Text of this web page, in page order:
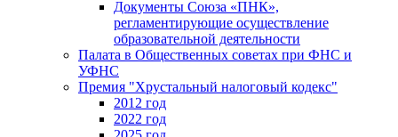
Документы Союза «ПНК»,
регламентирующие осуществление
образовательной деятельности
Палата в Общественных советах при ФНС и
УФНС
Премия "Хрустальный налоговый кодекс"
2012 год
2022 год